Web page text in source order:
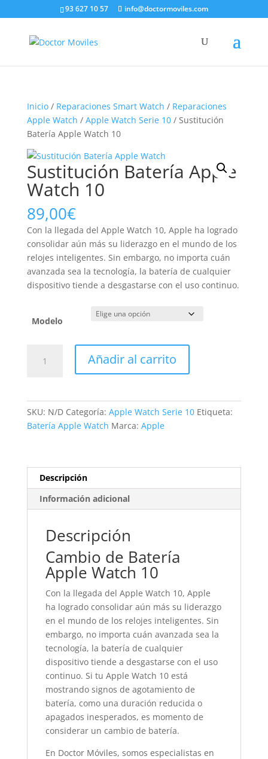
93 627 10 57 info@doctormoviles.com
Inicio/ Reparaciones Smart Watch / Reparaciones
Apple Watch / Apple Watch Serie 10/ Sustitución
Batería Apple Watch 10
Sustitución Batería Apple
Watch 10
89,00€
Con la llegada del Apple Watch 10, Apple ha logrado
consolidar aún más su liderazgo en el mundo de los
relojes inteligentes. Sin embargo, no importa cuán
avanzada sea la tecnología, la batería de cualquier
dispositivo tiende a desgastarse con el uso continuo.
Modelo
Batería
cantidad
Añadir al carrito
SKU: N/D Categoría: Apple Watch Serie 10 Etiqueta:
Batería Apple Watch Marca: Apple
Descripción
Información adicional
Descripción
Cambio de Batería
Apple Watch 10
Con la llegada del Apple Watch 10, Apple
ha logrado consolidar aún más su liderazgo
en el mundo de los relojes inteligentes. Sin
embargo, no importa cuán avanzada sea la
tecnología, la batería de cualquier
dispositivo tiende a desgastarse con el uso
continuo. Si tu Apple Watch 10 está
mostrando signos de agotamiento de
batería, como una duración reducida o
apagados inesperados, es momento de
considerar un cambio de batería.
En Doctor Móviles, somos especialistas en